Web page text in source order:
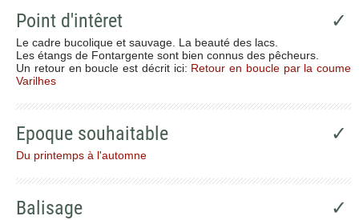
Point d'intêret ✓
Le cadre bucolique et sauvage. La beauté des lacs.
Les étangs de Fontargente sont bien connus des pêcheurs.
Un retour en boucle est décrit ici: Retour en boucle par la coume
Varilhes
Epoque souhaitable ✓
Du printemps à l'automne
Balisage ✓